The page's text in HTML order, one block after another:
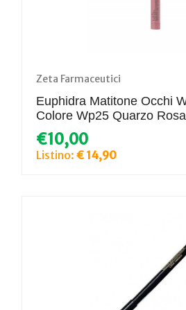
Zeta Farmaceutici
Euphidra Matitone Occhi
Colore Wp25 Quarzo Rosa
€10,00
Listino: € 14,90